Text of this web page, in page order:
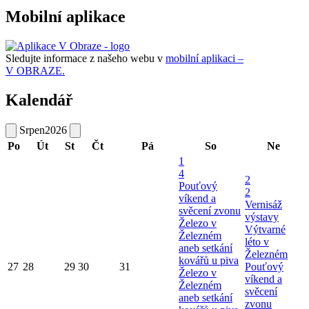
Mobilní aplikace
Sledujte informace z našeho webu v mobilní aplikaci –
V OBRAZE.
Kalendář
Srpen2026
Po
Út St Čt Pá So Ne
27 28 29 30 31
1
4
Pouťový
víkend a
svěcení zvonu
Železo v
Železném
aneb setkání
kovářů u piva
Železo v
Železném
aneb setkání
2
2
Vernisáž
výstavy
Výtvarné
léto v
Železném
Pouťový
víkend a
svěcení
zvonu